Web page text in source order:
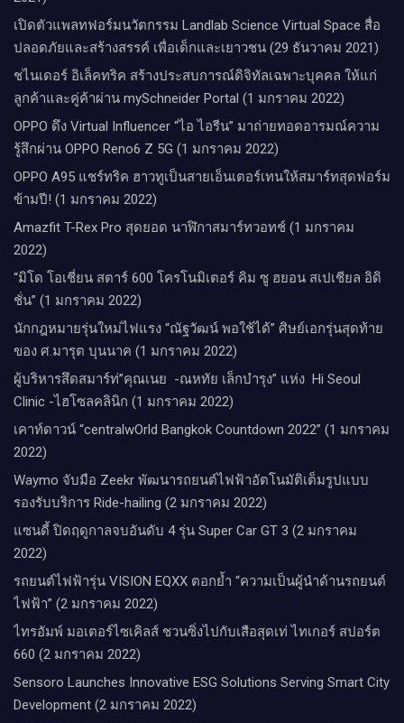
เปิดตัวแพลทฟอร์มนวัตกรรม Landlab Science Virtual Space สื่อ
ปลอดภัยและสร้างสรรค์ เพื่อเด็กและเยาวชน (29 ธันวาคม 2021)
ชไนเดอร์ อิเล็คทริค สร้างประสบการณ์ดิจิทัลเฉพาะบุคคล ให้แก่
ลูกค้าและคู่ค้าผ่าน mySchneider Portal (1 มกราคม 2022)
OPPO ดึง Virtual Influencer “ไอ ไอรีน” มาถ่ายทอดอารมณ์ความ
รู้สึกผ่าน OPPO Reno6 Z 5G (1 มกราคม 2022)
OPPO A95 แชร์ทริค ฮาวทูเป็นสายเอ็นเตอร์เทนให้สมาร์ทสุดฟอร์ม
ข้ามปี! (1 มกราคม 2022)
Amazfit T-Rex Pro สุดยอด นาฬิกาสมาร์ทวอทช์ (1 มกราคม
2022)
“มิโด โอเชี่ยน สตาร์ 600 โครโนมิเตอร์ คิม ซู ฮยอน สเปเชียล อิดิ
ชั่น” (1 มกราคม 2022)
นักกฎหมายรุ่นใหม่ไฟแรง “ณัฐวัฒน์ พอใช้ได้” ศิษย์เอกรุ่นสุดท้าย
ของ ศ.มารุต บุนนาค (1 มกราคม 2022)
ผู้บริหารสึดสมาร์ท่”คุณเนย -ณหทัย เล็กบำรุง” แห่ง Hi Seoul
Clinic -ไฮโซลคลินิก (1 มกราคม 2022)
เคาท์ดาวน์​ “centralwOrld Bangkok Countdown 2022” (1 มกราคม
2022)
Waymo จับมือ Zeekr พัฒนารถยนต์ไฟฟ้าอัตโนมัติเต็มรูปแบบ
รองรับบริการ Ride-hailing (2 มกราคม 2022)
แซนดี้ ปิดฤดูกาลจบอันดับ 4 รุ่น Super Car GT 3 (2 มกราคม
2022)
รถยนต์ไฟฟ้ารุ่น VISION EQXX ตอกย้ำ “ความเป็นผู้นำด้านรถยนต์
ไฟฟ้า” (2 มกราคม 2022)
ไทรอัมพ์ มอเตอร์ไซเคิลส์ ชวนซิ่งไปกับเสือสุดเท่ ไทเกอร์ สปอร์ต
660 (2 มกราคม 2022)
Sensoro Launches Innovative ESG Solutions Serving Smart City
Development (2 มกราคม 2022)